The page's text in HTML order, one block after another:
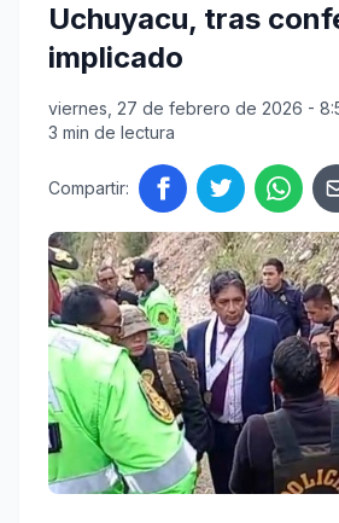
Uchuyacu, tras
implicado
viernes, 27 de febrero de 2026 -
3 min de lectura
Compartir: